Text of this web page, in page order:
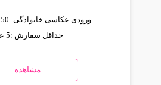
ورودی عکاسی خانوادگی :50 هزار تومان
حداقل سفارش :5 عدد
مشاهده